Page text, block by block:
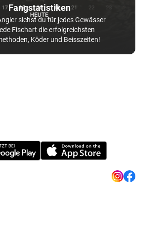
Fangstatistiken
siehst du für jedes Gewässer
Fischart die erfolgreichsten
Köder und Beisszeiten!